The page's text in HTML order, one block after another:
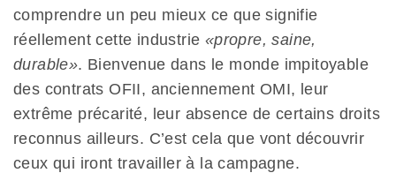
comprendre un peu mieux ce que signifie
réellement cette industrie «propre, saine,
durable». Bienvenue dans le monde impitoyable
des contrats OFII, anciennement OMI, leur
extrême précarité, leur absence de certains droits
reconnus ailleurs. C’est cela que vont découvrir
ceux qui iront travailler à la campagne.